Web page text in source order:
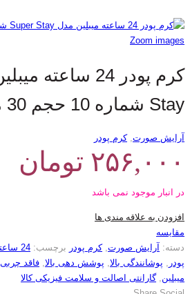
Zoom images
Stay شماره 10 حجم 30 میلی
آرایش صورت ,کرم پودر
۲۵۶,۰۰۰ تومان
در انبار موجود نمی باشد
افزودن به علاقه مندی ها
مقایسه
دسته: آرایش صورت ,کرم پودر برچسب: 24 ساعته
پودر
پوشانندگی بالا پوشش دهی بالا فاقد چربی
میبلین ,گارانتی اصالت و سلامت فیزیکی کالا